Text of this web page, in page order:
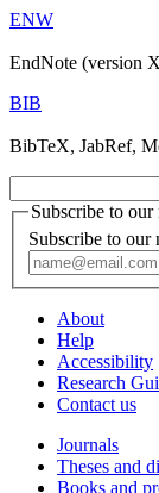
ENW
EndNote (version
BIB
BibTeX, JabRef,
Subscribe to our
Subscribe to our
About
Help
Accessibility
Research
Contact us
Journals
Theses and
Books and